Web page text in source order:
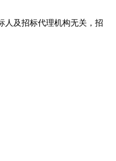
人及招标代理机构无关，招